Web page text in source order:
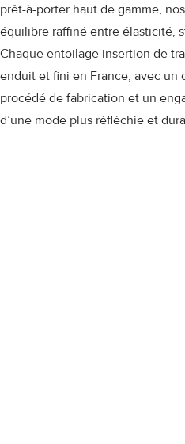
prêt-à-porter haut de gamme,
équilibre raffiné entre élasticité,
Chaque entoilage insertion de
enduit et fini en France, avec un
procédé de fabrication et un
d’une mode plus réfléchie et